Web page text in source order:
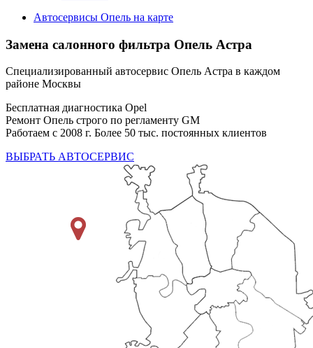
Автосервисы Опель на карте
Замена салонного фильтра Опель Астра
Специализированный автосервис Опель Астра в каждом
районе Москвы
Бесплатная диагностика Opel
Ремонт Опель строго по регламенту GM
Работаем с 2008 г. Более 50 тыс. постоянных клиентов
ВЫБРАТЬ АВТОСЕРВИС